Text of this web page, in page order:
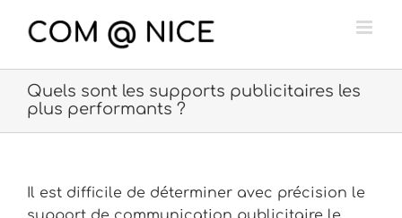
Quels sont les supports publicitaires les
plus performants ?
Il est difficile de déterminer avec précision le